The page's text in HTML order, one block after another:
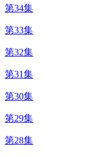
第34集
第33集
第32集
第31集
第30集
第29集
第28集